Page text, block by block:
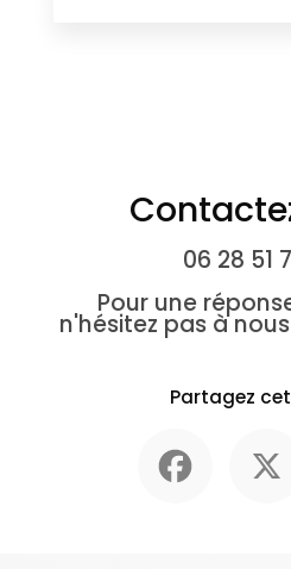
06 28 51
Pour une
n'hésitez pas à
Partagez